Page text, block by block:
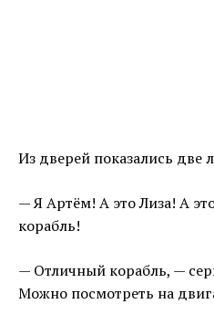
Из дверей показались
— Я Артём! А это Лиза! А
корабль!
— Отличный корабль, —
Можно посмотреть на